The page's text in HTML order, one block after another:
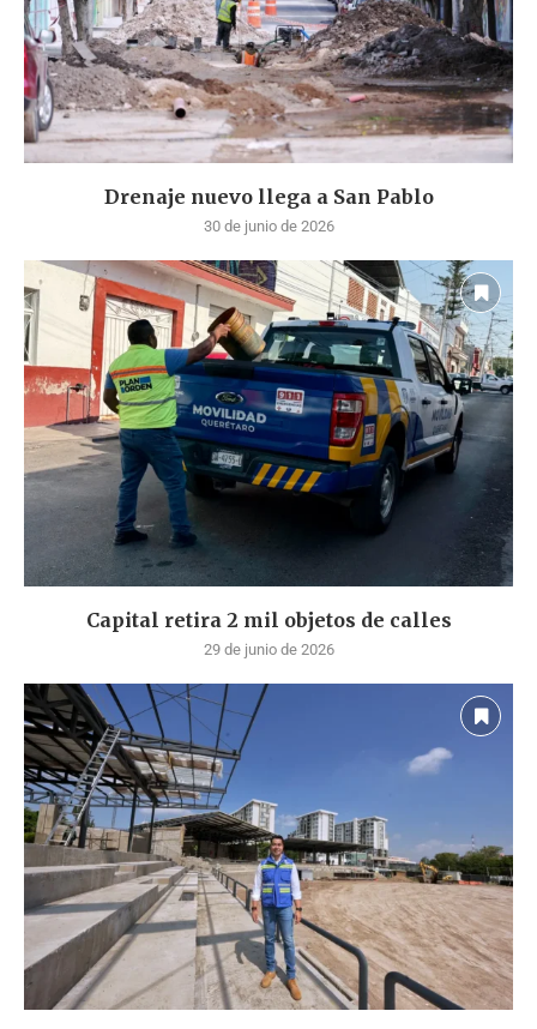
Drenaje nuevo llega a San Pablo
30 de junio de 2026
Capital retira 2 mil objetos de calles
29 de junio de 2026